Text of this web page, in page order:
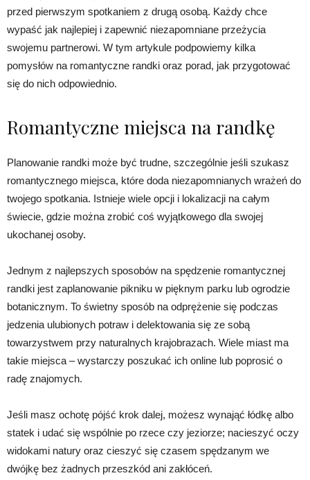
przed pierwszym spotkaniem z drugą osobą. Każdy chce
wypaść jak najlepiej i zapewnić niezapomniane przeżycia
swojemu partnerowi. W tym artykule podpowiemy kilka
pomysłów na romantyczne randki oraz porad, jak przygotować
się do nich odpowiednio.
Romantyczne miejsca na randkę
Planowanie randki może być trudne, szczególnie jeśli szukasz
romantycznego miejsca, które doda niezapomnianych wrażeń do
twojego spotkania. Istnieje wiele opcji i lokalizacji na całym
świecie, gdzie można zrobić coś wyjątkowego dla swojej
ukochanej osoby.
Jednym z najlepszych sposobów na spędzenie romantycznej
randki jest zaplanowanie pikniku w pięknym parku lub ogrodzie
botanicznym. To świetny sposób na odprężenie się podczas
jedzenia ulubionych potraw i delektowania się ze sobą
towarzystwem przy naturalnych krajobrazach. Wiele miast ma
takie miejsca – wystarczy poszukać ich online lub poprosić o
radę znajomych.
Jeśli masz ochotę pójść krok dalej, możesz wynająć łódkę albo
statek i udać się wspólnie po rzece czy jeziorze; nacieszyć oczy
widokami natury oraz cieszyć się czasem spędzanym we
dwójkę bez żadnych przeszkód ani zakłóceń.